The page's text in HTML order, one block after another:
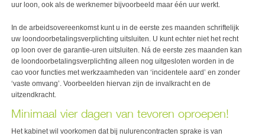
uur loon, ook als de werknemer bijvoorbeeld maar één uur werkt.
In de arbeidsovereenkomst kunt u in de eerste zes maanden schriftelijk
uw loondoorbetalingsverplichting uitsluiten. U kunt echter niet het recht
op loon over de garantie-uren uitsluiten. Ná de eerste zes maanden kan
de loondoorbetalingsverplichting alleen nog uitgesloten worden in de
cao voor functies met werkzaamheden van ‘incidentele aard’ en zonder
‘vaste omvang’. Voorbeelden hiervan zijn de invalkracht en de
uitzendkracht.
Minimaal vier dagen van tevoren oproepen!
Het kabinet wil voorkomen dat bij nulurencontracten sprake is van